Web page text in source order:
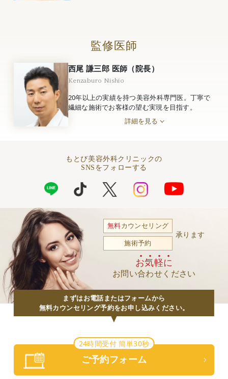
監修医師
西尾 謙三郎 医師（院長）
Kenzaburo Nishio
20年以上の実績を持つ美容外科専門医。丁寧で
繊細な施術でお客様の望む実現を目指す。
詳細を見る
もとび美容外科クリニックの
SNSをフォローする
無料カウンセリング
施術予約
承ります
お気軽に
お問い合わせください
まずはお電話またはフォームから
無料カウンセリング予約をお申し込みください。
24時間受付 簡単30秒
ご予約フォーム